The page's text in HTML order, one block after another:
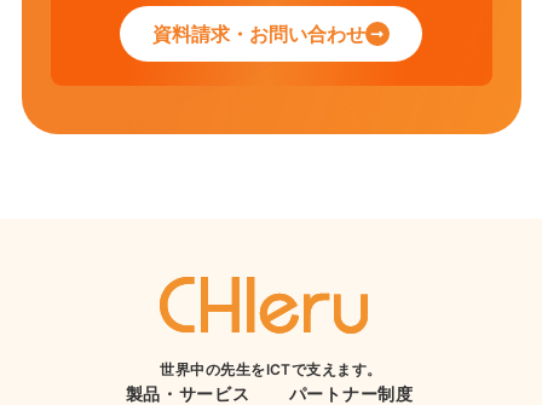
資料請求・お問い合わせ
世界中の先生をICTで支えます。
製品・サービス
パートナー制度